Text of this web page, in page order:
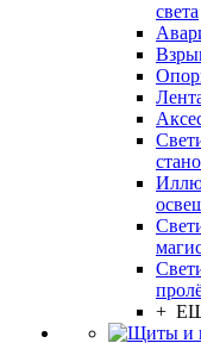
света
+